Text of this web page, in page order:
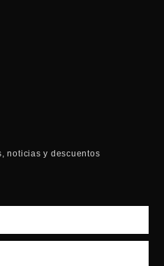
noticias y descuentos